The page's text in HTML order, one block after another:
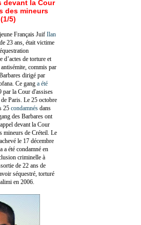
devant la Cour
des mineurs
5)
Français Juif Ilan
23 ans, était victime
d’actes de torture et
antisémite, commis par
dirigé par
Ce gang a été
par la Cour d'assises
Paris. Le 25 octobre
25 condamnés dans
des Barbares ont
devant la Cour
mineurs de Créteil. Le
le 17 décembre
a été condamné en
criminelle à
de 22 ans de
séquestré, torturé
en 2006.